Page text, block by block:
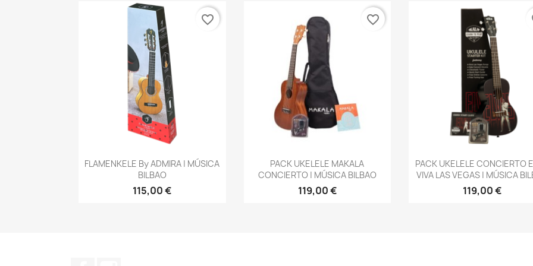
 Vista rápida
FLAMENKELE By ADMIRA | MÚSICA
BILBAO
115,00 €
favorite_border
 Vista rápida
PACK UKELELE MAKALA
CONCIERTO | MÚSICA BILBAO
119,00 €
favorite_border
Vista rápida
PACK UKELELE CONCIERTO
VIVA LAS VEGAS | MÚSICA
119,00 €